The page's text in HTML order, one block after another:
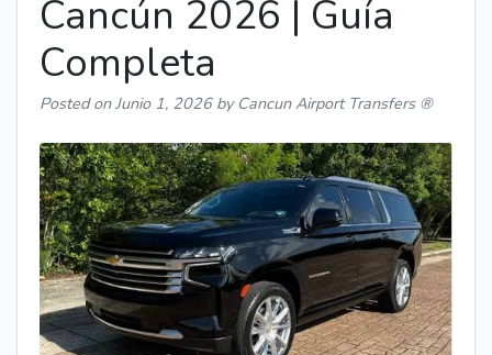
Cancún 2026 | Guía
Completa
Posted onJunio 1, 2026by Cancun Airport Transfers ®